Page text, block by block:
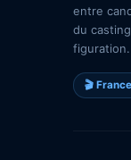
entre
du
figuration.
🎬